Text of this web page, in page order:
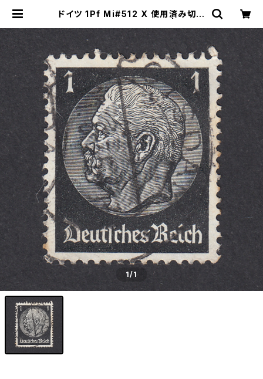
ドイツ 1Pf Mi#512 X 使用済み切手
スタンプのネットショップ | Young S
tamp
1/1